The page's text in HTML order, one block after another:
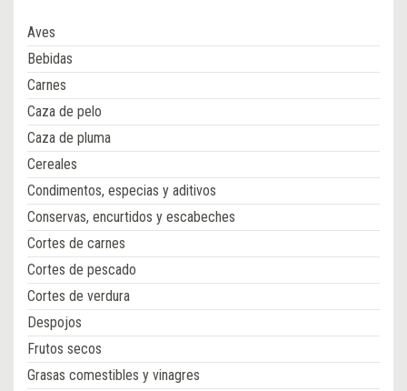
Aves
Bebidas
Carnes
Caza de pelo
Caza de pluma
Cereales
Condimentos, especias y aditivos
Conservas, encurtidos y escabeches
Cortes de carnes
Cortes de pescado
Cortes de verdura
Despojos
Frutos secos
Grasas comestibles y vinagres